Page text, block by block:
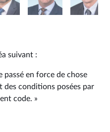
suivant :
passé en force de chose
des conditions posées par
code. »